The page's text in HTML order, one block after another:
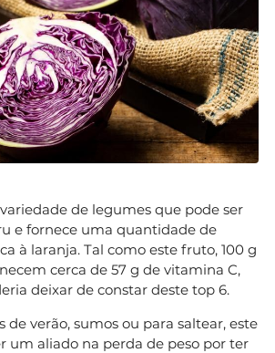
de legumes que pode ser
e fornece uma quantidade de
à laranja. Tal como este fruto, 100 g
cerca de 57 g de vitamina C,
deixar de constar deste top 6.
de verão, sumos ou para saltear, este
um aliado na perda de peso por ter